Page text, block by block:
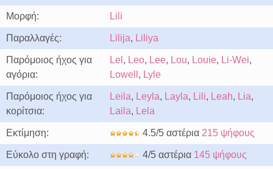
Μορφή: Lili
Παραλλαγές: Lilija, Liliya
Παρόμοιος ήχος για
αγόρια:
Lel , Leo, Lee, Lou, Louie, Li-Wei,
Lowell , Lyle
Παρόμοιος ήχος για
κορίτσια:
Leila, Leyla, Layla, Lili, Leah, Lia,
Laila, Lela
Εκτίμηση: 4.5/5 αστέρια 215 ψήφους
Εύκολο στη γραφή: 4/5 αστέρια 145 ψήφους